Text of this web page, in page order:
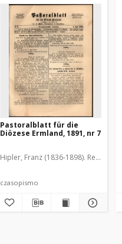
Pastoralblatt für die
Diözese Ermland, 1891, nr 7
Hipler, Franz (1836-1898). Red.
czasopismo